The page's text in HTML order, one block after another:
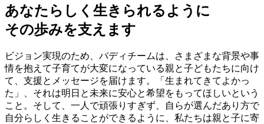
あなたらしく生きられるように
その歩みを支えます
ビジョン実現のため、バディチームは、さまざまな背景や事
情を抱えて子育てが大変になっている親と子どもたちに向け
て、支援とメッセージを届けます。「生まれてきてよかっ
た」、それは明日と未来に安心と希望をもってほしいという
こと。そして、一人で頑張りすぎず、自らが選んだあり方で
自分らしく生きることができるように、私たちは親と子に寄